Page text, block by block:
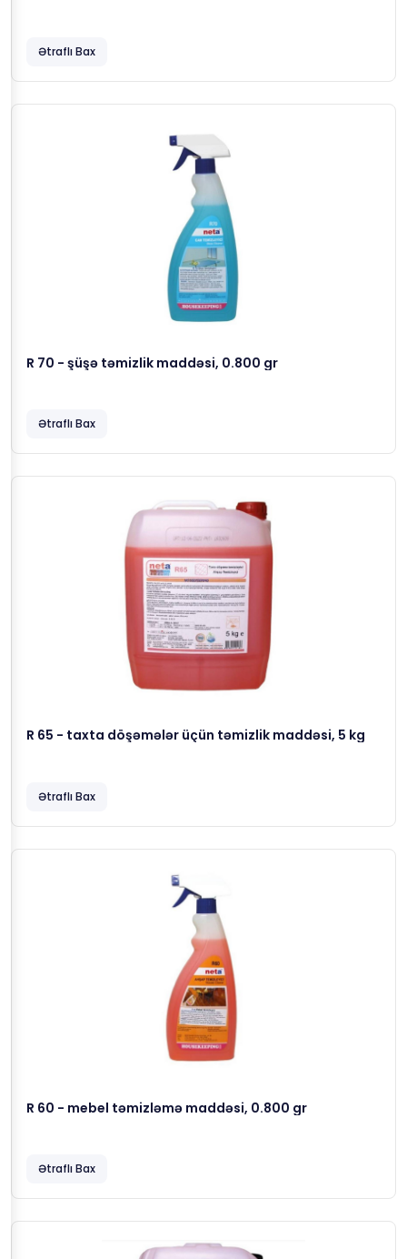
Ətraflı Bax
R 70 - şüşə təmizlik maddəsi, 0.800 gr
Ətraflı Bax
R 65 - taxta döşəmələr üçün təmizlik maddəsi, 5 kg
Ətraflı Bax
R 60 - mebel təmizləmə maddəsi, 0.800 gr
Ətraflı Bax